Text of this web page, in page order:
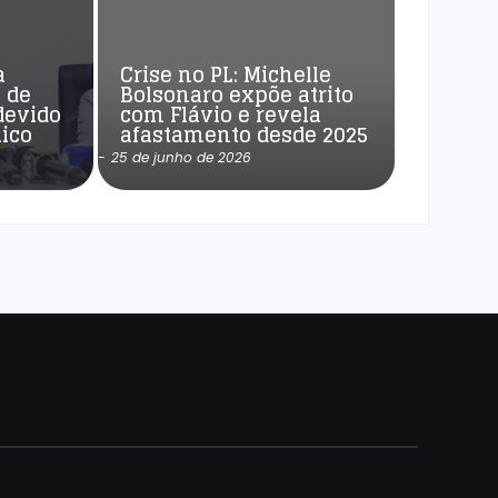
Crise no PL: Michelle
Bolsonaro expõe atrito
com Flávio e revela
afastamento desde 2025
- 25 de junho de 2026